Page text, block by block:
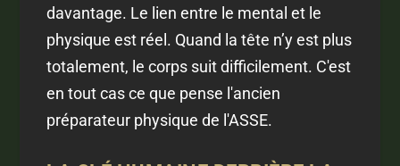
davantage. Le lien entre le mental et le
physique est réel. Quand la tête n’y est plus
totalement, le corps suit difficilement. C'est
en tout cas ce que pense l'ancien
préparateur physique de l'ASSE.